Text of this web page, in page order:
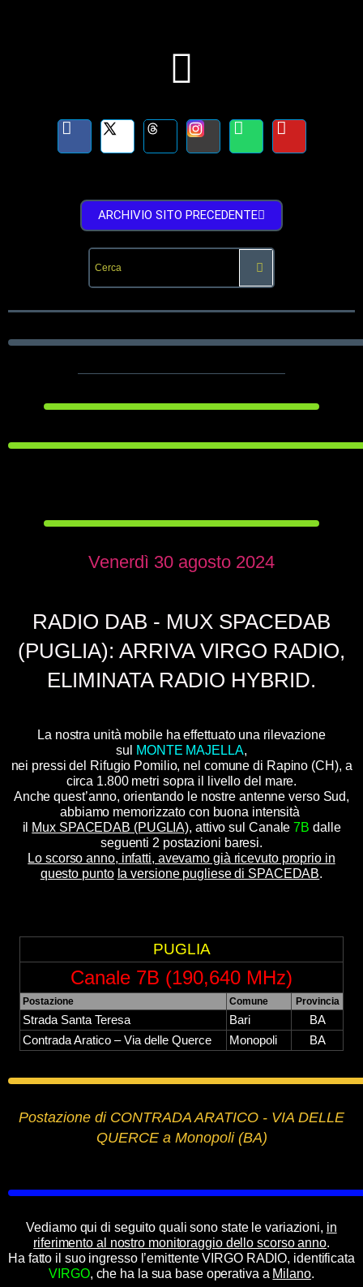
ARCHIVIO SITO PRECEDENTE
Venerdì 30 agosto 2024
RADIO DAB - MUX SPACEDAB
(PUGLIA): ARRIVA VIRGO RADIO,
ELIMINATA RADIO HYBRID.
La nostra unità mobile ha effettuato una rilevazione
sul
MONTE MAJELLA,
nei pressi del Rifugio Pomilio, nel comune di Rapino (CH), a
circa 1.800 metri sopra il livello del mare.
Anche quest’anno, orientando le nostre antenne verso Sud,
abbiamo memorizzato con buona intensità
il Mux SPACEDAB (PUGLIA), attivo sul Canale7B dalle
seguenti 2 postazioni baresi.
Lo scorso anno, infatti, avevamo già ricevuto proprio in
questo punto la versione pugliese di SPACEDAB.
PUGLIA
Canale 7B (190,640 MHz)
Postazione Comune Provincia
Strada Santa Teresa Bari
BA
Contrada Aratico – Via delle Querce
Monopoli BA
Postazione di CONTRADA ARATICO - VIA DELLE
QUERCE a Monopoli (BA)
Vediamo qui di seguito quali sono state le variazioni, in
riferimento al nostro monitoraggio dello scorso anno.
Ha fatto il suo ingresso l’emittente VIRGO RADIO, identificata
VIRGO, che ha la sua base operativa a Milano.